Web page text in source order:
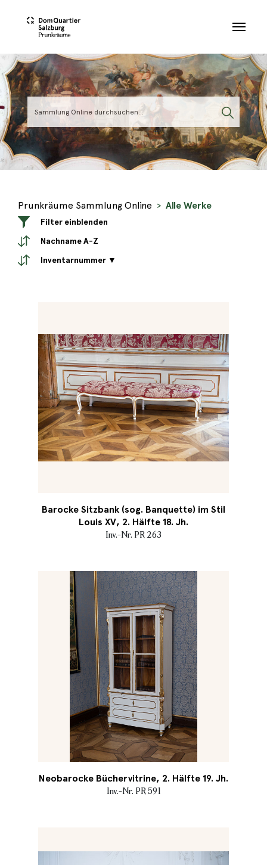
Prunkräume Sammlung Online Alle Werke
Filter einblenden
Nachname A-Z
Inventarnummer ▼
Barocke Sitzbank (sog. Banquette) im Stil
Louis XV, 2. Hälfte 18. Jh.
Inv.-Nr. PR 263
Neobarocke Büchervitrine, 2. Hälfte 19. Jh.
Inv.-Nr. PR 591